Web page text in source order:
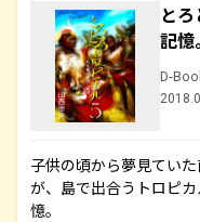
と
記
D-
子供の頃から夢見てい
が、島で出合うトロピ
憶。